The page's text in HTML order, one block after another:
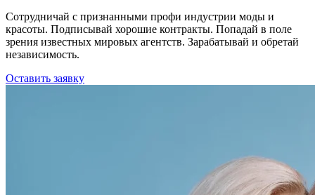
Сотрудничай с признанными профи индустрии моды и
красоты. Подписывай хорошие контракты. Попадай в поле
зрения известных мировых агентств. Зарабатывай и обретай
независимость.
Оставить заявку